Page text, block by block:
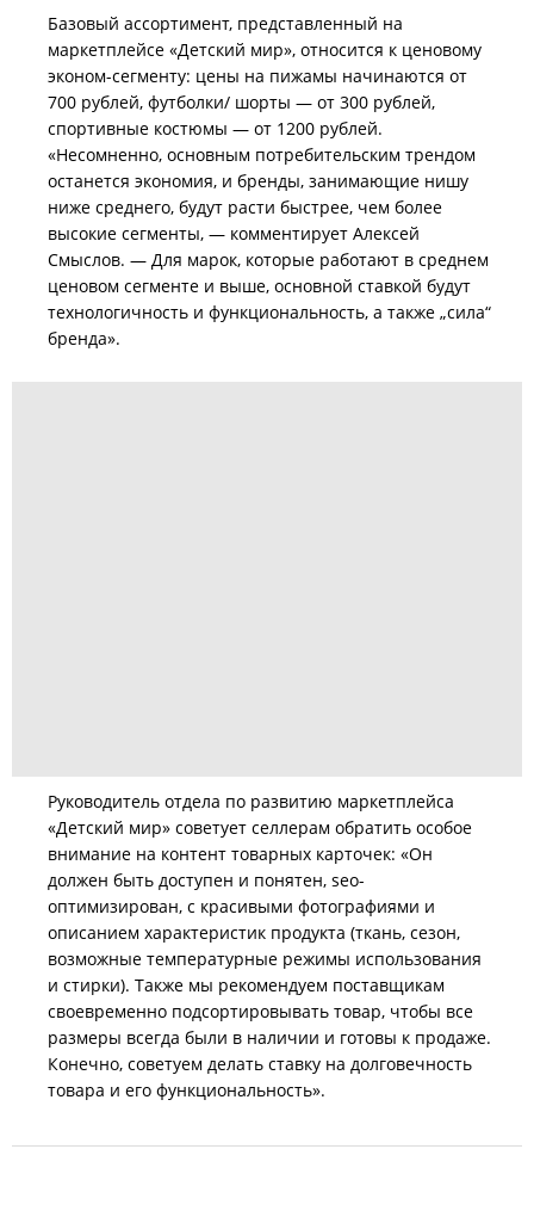
Базовый ассортимент, представленный на
маркетплейсе «Детский мир», относится к ценовому
эконом-сегменту: цены на пижамы начинаются от
700 рублей, футболки/ шорты — от 300 рублей,
спортивные костюмы — от 1200 рублей.
«Несомненно, основным потребительским трендом
останется экономия, и бренды, занимающие нишу
ниже среднего, будут расти быстрее, чем более
высокие сегменты, — комментирует Алексей
Смыслов. — Для марок, которые работают в среднем
ценовом сегменте и выше, основной ставкой будут
технологичность и функциональность, а также „сила“
бренда».
Руководитель отдела по развитию маркетплейса
«Детский мир» советует селлерам обратить особое
внимание на контент товарных карточек: «Он
должен быть доступен и понятен, seo-
оптимизирован, с красивыми фотографиями и
описанием характеристик продукта (ткань, сезон,
возможные температурные режимы использования
и стирки). Также мы рекомендуем поставщикам
своевременно подсортировывать товар, чтобы все
размеры всегда были в наличии и готовы к продаже.
Конечно, советуем делать ставку на долговечность
товара и его функциональность».